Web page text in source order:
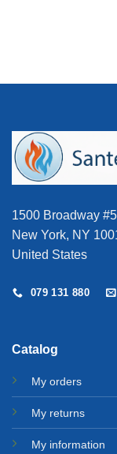
1500 Broadway
New York, NY
United States
079 131 880
Catalog
My orders
My returns
My information